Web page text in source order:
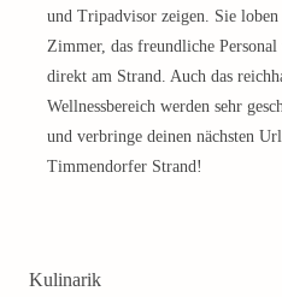
und Tripadvisor zeigen. Sie
Zimmer, das freundliche
direkt am Strand. Auch das
Wellnessbereich werden sehr
und verbringe deinen nächsten
Timmendorfer Strand!
Kulinarik